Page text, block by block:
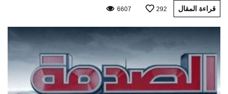
قراءة المقال 292
6607